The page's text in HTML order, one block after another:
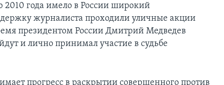
года имело в России широкий
журналиста проходили уличные акции
президентом России Дмитрий Медведев
и лично принимал участие в судьбе
прогресс в раскрытии совершенного против